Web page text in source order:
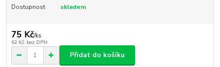
Dostupnost skladem
75 Kč/ks
62 Kč bez DPH
Přidat do košíku